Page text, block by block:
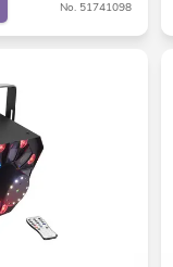
No. 51741098